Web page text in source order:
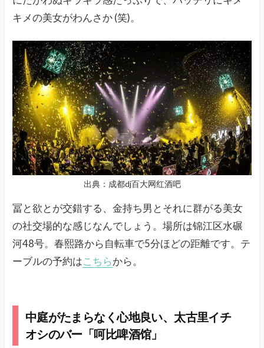
キメの美女がわんさか (笑)。
出典：成都dj百大网红酒吧
冨と欲とが交錯する、金持ち男とそれに群がる美女
の社交場的な感じなんでしょう。場所は锦江区水碾
河48号。春熙路から自転車で5分ほどの距離です。テ
ーブルの予約はこちらから。
中庭がたまらなく心地良い、太古里イチ
オシのバー「呵比啤酒馆」